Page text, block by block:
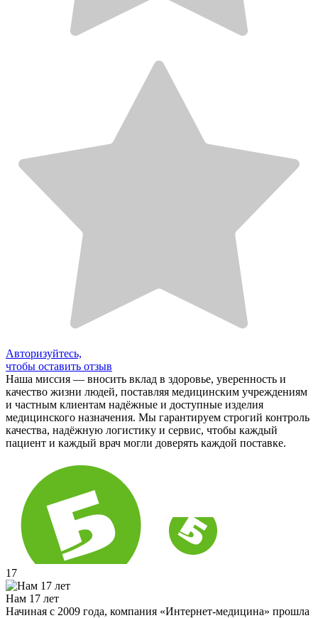
Авторизуйтесь,
чтобы оставить отзыв
Наша миссия — вносить вклад в здоровье, уверенность и
качество жизни людей, поставляя медицинским учреждениям
и частным клиентам надёжные и доступные изделия
медицинского назначения. Мы гарантируем строгий контроль
качества, надёжную логистику и сервис, чтобы каждый
пациент и каждый врач могли доверять каждой поставке.
17
Нам 17 лет
Начиная с 2009 года, компания «Интернет-медицина» прошла